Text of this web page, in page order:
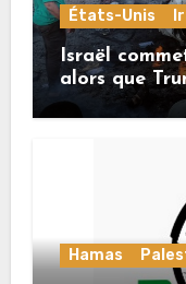
États-Unis
Israël
alors que
Hamas